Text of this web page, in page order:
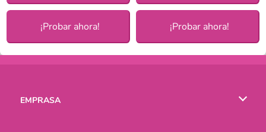
¡Probar ahora! ¡Probar ahora!
EMPRASA